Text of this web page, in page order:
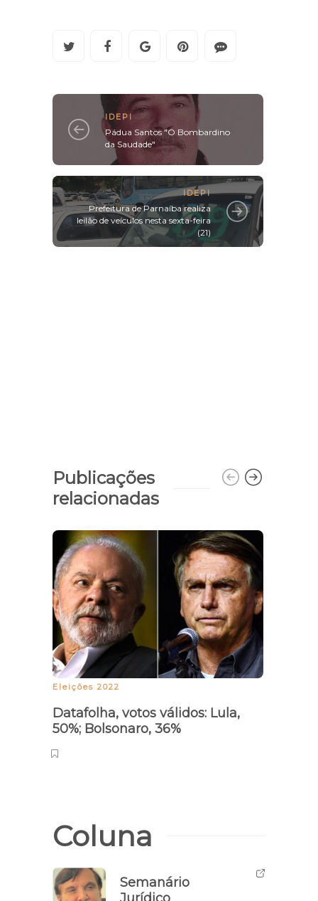
IDEPI
Pádua Santos "O Bombardino
da Saudade"
IDEPI
Prefeitura de Parnaíba realiza
leilão de veículos nesta sexta-feira
(21)
Publicações
relacionadas
Eleições 2022
Datafolha, votos válidos: Lula,
50%; Bolsonaro, 36%
Coluna
Semanário
Jurídico